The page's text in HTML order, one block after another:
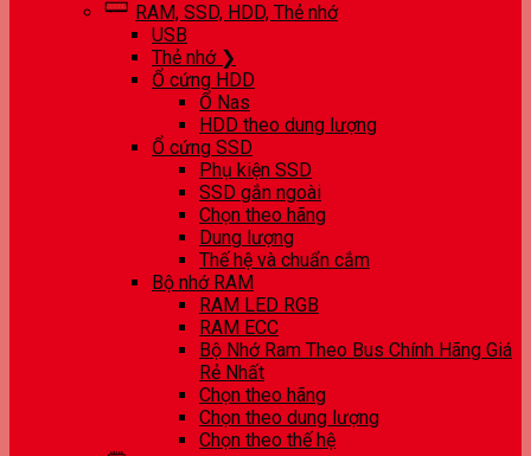
RAM, SSD, HDD, Thẻ nhớ
USB
Thẻ nhớ ❯
Ổ cứng HDD
Ổ Nas
HDD theo dung lượng
Ổ cứng SSD
Phụ kiện SSD
SSD gắn ngoài
Chọn theo hãng
Dung lượng
Thế hệ và chuẩn cắm
Bộ nhớ RAM
RAM LED RGB
RAM ECC
Bộ Nhớ Ram Theo Bus Chính Hãng Giá
Rẻ Nhất
Chọn theo hãng
Chọn theo dung lượng
Chọn theo thế hệ